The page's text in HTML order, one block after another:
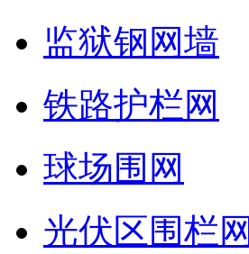
监狱钢网墙
铁路护栏网
球场围网
光伏区围栏网